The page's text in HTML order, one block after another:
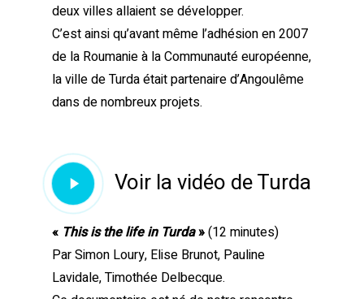
deux villes allaient se développer.
C’est ainsi qu’avant même l’adhésion en 2007
de la Roumanie à la Communauté européenne,
la ville de Turda était partenaire d’Angoulême
dans de nombreux projets.
Play
Video
Voir la vidéo de Turda
« This is the life in Turda»(12 minutes)
Par Simon Loury, Elise Brunot, Pauline
Lavidale, Timothée Delbecque.